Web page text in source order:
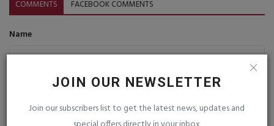
JOIN OUR NEWSLETTER
Join our subscribers list to get the latest news, updates and
COMMENTS FACEBOOK COMMENTS
Name